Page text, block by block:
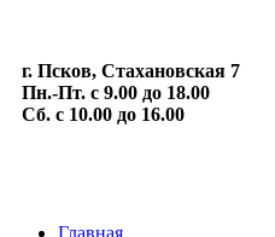
г. Псков, Стахановская 7
Пн.-Пт. с 9.00 до 18.00
Сб. с 10.00 до 16.00
Главная